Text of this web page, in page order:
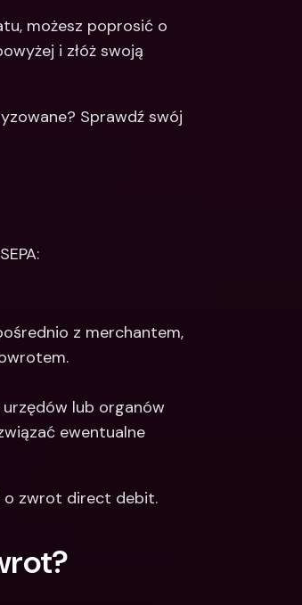
możesz poprosić o
i złóż swoją
Sprawdź swój
z merchantem,
lub organów
ewentualne
o zwrot direct debit.